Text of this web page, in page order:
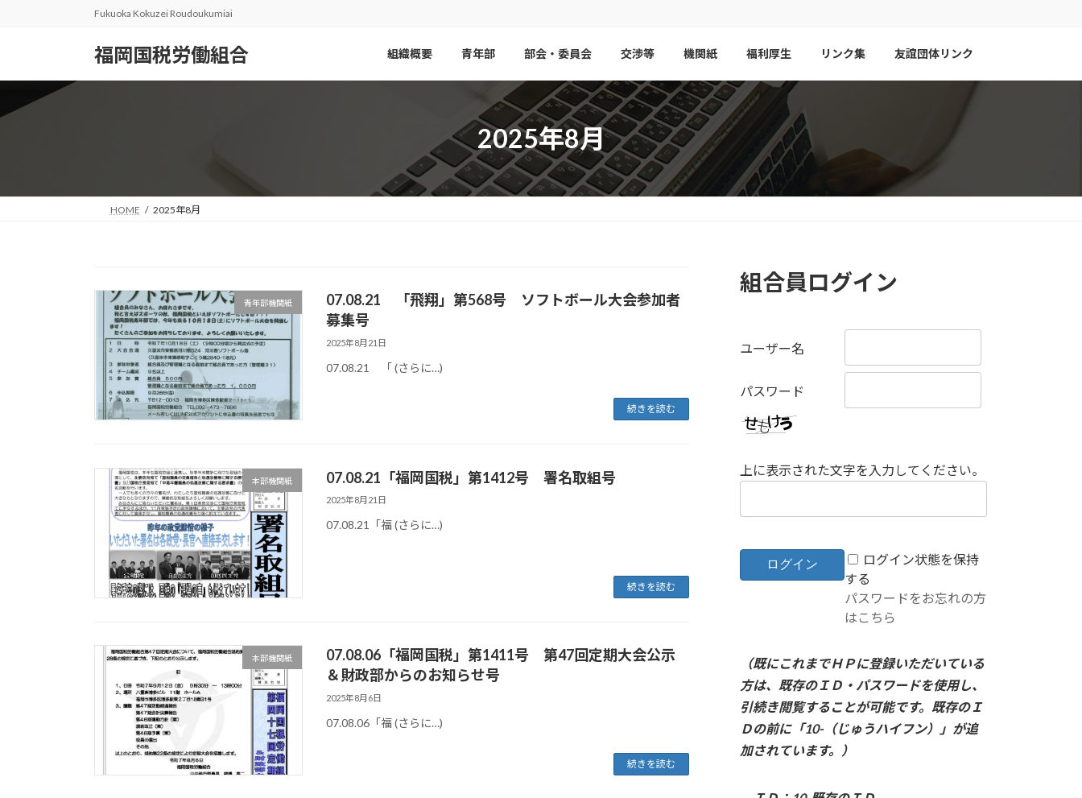
Fukuoka Kokuzei Roudoukumiai
福岡国税労働組合 組織概要 青年部 部会・委員会 交渉等 機関紙 福利厚生 リンク集 友誼団体リンク
2025年8月
HOME 2025年8月
青年部機関紙
07.08.21 「飛翔」第568号 ソフトボール大会参加者
募集号
2025年8月21日
07.08.21 「 (さらに…)
続きを読む
本部機関紙 07.08.21「福岡国税」第1412号 署名取組号
2025年8月21日
07.08.21「福 (さらに…)
続きを読む
本部機関紙
07.08.06「福岡国税」第1411号 第47回定期大会公示
＆財政部からのお知らせ号
2025年8月6日
07.08.06「福 (さらに…)
続きを読む
組合員ログイン
ユーザー名
パスワード
上に表示された文字を入力してください。
ログイン状態を保持
する
パスワードをお忘れの方
はこちら
（既にこれまでＨＰに登録いただいている
方は、既存のＩＤ・パスワードを使用し、
引続き閲覧することが可能です。既存のＩ
Ｄの前に「10-（じゅうハイフン）」が追
加されています。）